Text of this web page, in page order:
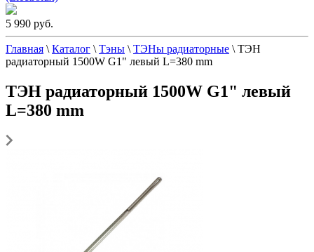
5 990 руб.
Главная \ Каталог \ Тэны \ ТЭНы радиаторные \ ТЭН
радиаторный 1500W G1" левый L=380 mm
ТЭН радиаторный 1500W G1" левый
L=380 mm